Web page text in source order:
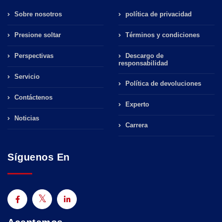
Sobre nosotros
Presione soltar
Perspectivas
Servicio
Contáctenos
Noticias
política de privacidad
Términos y condiciones
Descargo de
responsabilidad
Política de devoluciones
Experto
Carrera
Síguenos En